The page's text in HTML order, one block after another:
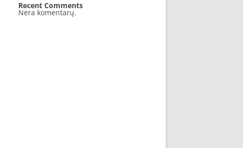
Recent Comments
Nėra komentarų.